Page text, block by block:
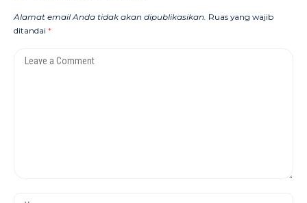
Alamat email Anda tidak akan dipublikasikan. Ruas yang wajib
ditandai *